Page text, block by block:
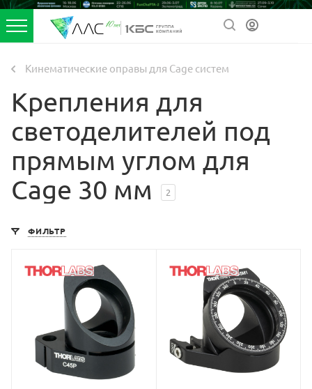
Кинематические оправы для Cage систем
Крепления для
светоделителей под
прямым углом для
Cage 30 мм
2
ФИЛЬТР